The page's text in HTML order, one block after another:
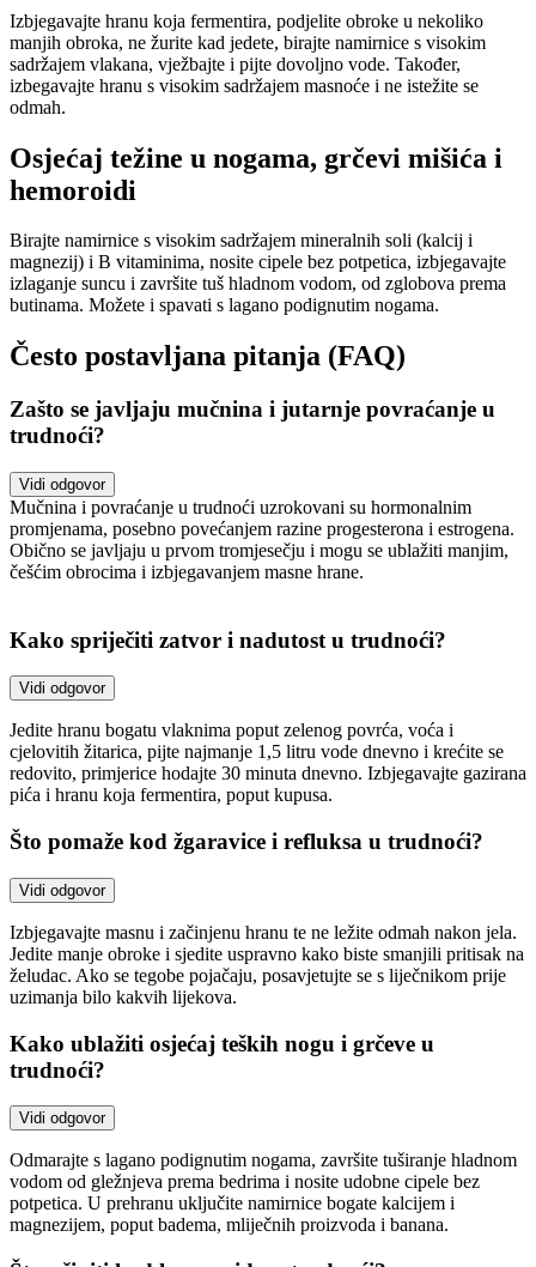
Izbjegavajte hranu koja fermentira, podjelite obroke u nekoliko
manjih obroka, ne žurite kad jedete, birajte namirnice s visokim
sadržajem vlakana, vježbajte i pijte dovoljno vode. Također,
izbegavajte hranu s visokim sadržajem masnoće i ne istežite se
odmah.
Osjećaj težine u nogama, grčevi mišića i
hemoroidi
Birajte namirnice s visokim sadržajem mineralnih soli (kalcij i
magnezij) i B vitaminima, nosite cipele bez potpetica, izbjegavajte
izlaganje suncu i završite tuš hladnom vodom, od zglobova prema
butinama. Možete i spavati s lagano podignutim nogama.
Često postavljana pitanja (FAQ)
Zašto se javljaju mučnina i jutarnje povraćanje u
trudnoći?
Vidi odgovor
Mučnina i povraćanje u trudnoći uzrokovani su hormonalnim
promjenama, posebno povećanjem razine progesterona i estrogena.
Obično se javljaju u prvom tromjesečju i mogu se ublažiti manjim,
češćim obrocima i izbjegavanjem masne hrane.
Kako spriječiti zatvor i nadutost u trudnoći?
Vidi odgovor
Jedite hranu bogatu vlaknima poput zelenog povrća, voća i
cjelovitih žitarica, pijte najmanje 1,5 litru vode dnevno i krećite se
redovito, primjerice hodajte 30 minuta dnevno. Izbjegavajte gazirana
pića i hranu koja fermentira, poput kupusa.
Što pomaže kod žgaravice i refluksa u trudnoći?
Vidi odgovor
Izbjegavajte masnu i začinjenu hranu te ne ležite odmah nakon jela.
Jedite manje obroke i sjedite uspravno kako biste smanjili pritisak na
želudac. Ako se tegobe pojačaju, posavjetujte se s liječnikom prije
uzimanja bilo kakvih lijekova.
Kako ublažiti osjećaj teških nogu i grčeve u
trudnoći?
Vidi odgovor
Odmarajte s lagano podignutim nogama, završite tuširanje hladnom
vodom od gležnjeva prema bedrima i nosite udobne cipele bez
potpetica. U prehranu uključite namirnice bogate kalcijem i
magnezijem, poput badema, mliječnih proizvoda i banana.